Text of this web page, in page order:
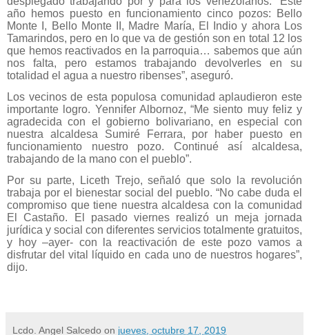
año hemos puesto en funcionamiento cinco pozos: Bello
Monte I, Bello Monte II, Madre María, El Indio y ahora Los
Tamarindos, pero en lo que va de gestión son en total 12 los
que hemos reactivados en la parroquia… sabemos que aún
nos falta, pero estamos trabajando devolverles en su
totalidad el agua a nuestro ribenses”, aseguró.
Los vecinos de esta populosa comunidad aplaudieron este
importante logro. Yennifer Albornoz, “Me siento muy feliz y
agradecida con el gobierno bolivariano, en especial con
nuestra alcaldesa Sumiré Ferrara, por haber puesto en
funcionamiento nuestro pozo. Continué así alcaldesa,
trabajando de la mano con el pueblo”.
Por su parte, Liceth Trejo, señaló que solo la revolución
trabaja por el bienestar social del pueblo. “No cabe duda el
compromiso que tiene nuestra alcaldesa con la comunidad
El Castaño. El pasado viernes realizó un meja jornada
jurídica y social con diferentes servicios totalmente gratuitos,
y hoy –ayer- con la reactivación de este pozo vamos a
disfrutar del vital líquido en cada uno de nuestros hogares”,
dijo.
Lcdo. Angel Salcedo on jueves, octubre 17, 2019